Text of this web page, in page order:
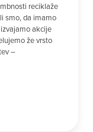
reciklaže
smo, da imamo
akcije
že vrsto
–